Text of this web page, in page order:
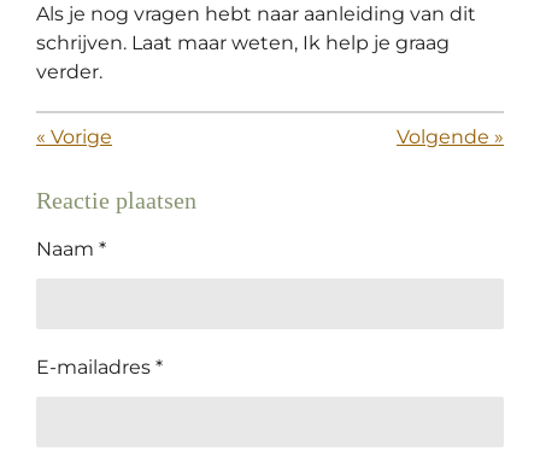
Als je nog vragen hebt naar aanleiding van dit
schrijven. Laat maar weten, Ik help je graag
verder.
« Vorige Volgende »
Reactie plaatsen
Naam *
E-mailadres *